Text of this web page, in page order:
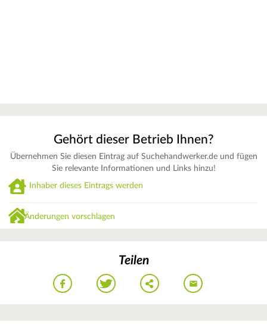
Gehört dieser Betrieb Ihnen?
Übernehmen Sie diesen Eintrag auf Suchehandwerker.de und fügen
Sie relevante Informationen und Links hinzu!
Inhaber dieses Eintrags werden
Änderungen vorschlagen
Teilen